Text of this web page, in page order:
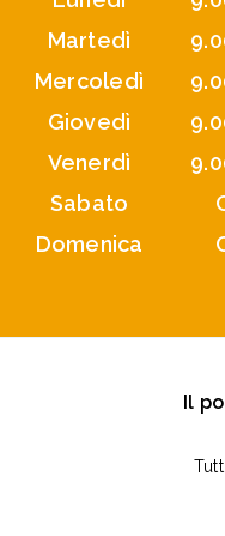
Martedì
Mercoledì
Giovedì
Venerdì
Sabato
Domenica
Il